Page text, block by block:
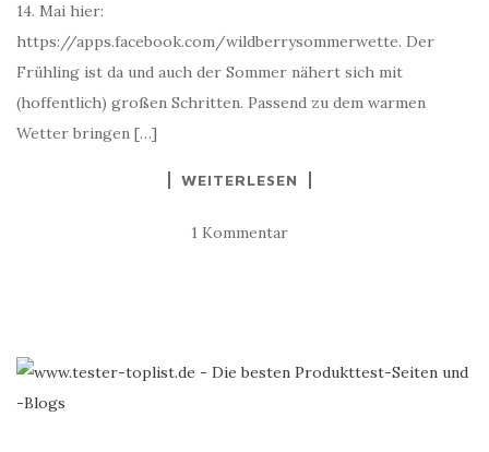
14. Mai hier:
https://apps.facebook.com/wildberrysommerwette. Der
Frühling ist da und auch der Sommer nähert sich mit
(hoffentlich) großen Schritten. Passend zu dem warmen
Wetter bringen […]
WEITERLESEN
1 Kommentar